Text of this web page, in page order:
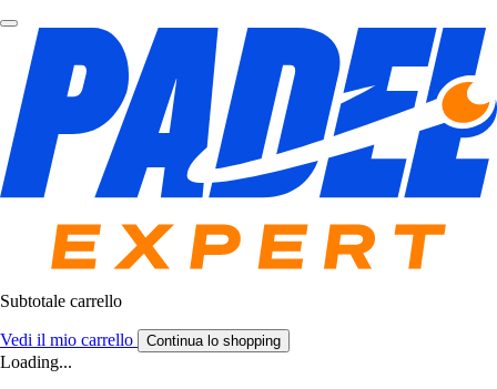
Subtotale carrello
Vedi il mio carrello Continua lo shopping
Loading...